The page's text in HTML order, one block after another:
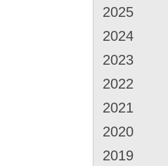
2025
2024
2023
2022
2021
2020
2019